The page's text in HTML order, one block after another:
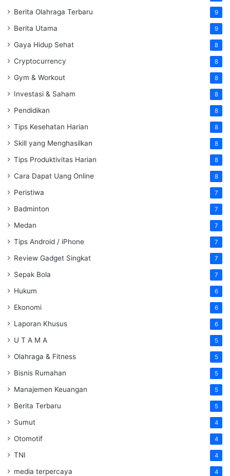
Berita Olahraga Terbaru 9
Berita Utama 9
Gaya Hidup Sehat 8
Cryptocurrency 8
Gym & Workout 8
Investasi & Saham 8
Pendidikan 8
Tips Kesehatan Harian 8
Skill yang Menghasilkan 8
Tips Produktivitas Harian 8
Cara Dapat Uang Online 8
Peristiwa 7
Badminton 7
Medan 7
Tips Android / iPhone 7
Review Gadget Singkat 7
Sepak Bola 7
Hukum 6
Ekonomi 6
Laporan Khusus 6
U T A M A 5
Olahraga & Fitness 5
Bisnis Rumahan 5
Manajemen Keuangan 5
Berita Terbaru 5
Sumut 4
Otomotif 4
TNI 4
media terpercaya 4